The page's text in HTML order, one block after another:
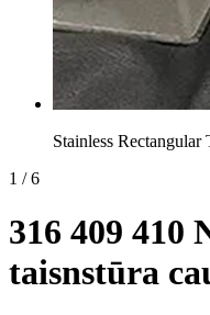
Stainless Rectangular
1 / 6
316 409 410
taisnstūra